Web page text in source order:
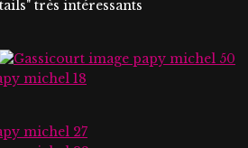
très intéressants